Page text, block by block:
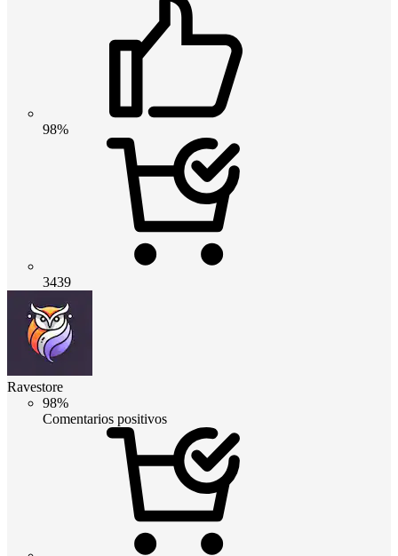
98%
3439
Ravestore
98%
Comentarios positivos